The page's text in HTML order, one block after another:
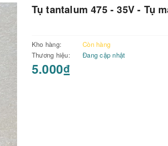
Tụ tantalum 475 - 35V - Tụ
Kho hàng:
Còn hàng
Thương hiệu:
Đang cập nhật
5.000₫